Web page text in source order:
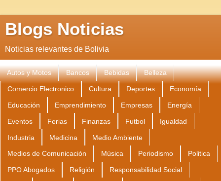
Blogs Noticias
Noticias relevantes de Bolivia
Autos y Motos Bancos Bebidas Belleza
Comercio Electronico Cultura Deportes Economía
Educación Emprendimiento Empresas Energía
Eventos Ferias Finanzas Futbol Igualdad
Industria Medicina Medio Ambiente
Medios de Comunicación Música Periodismo Politica
PPO Abogados Religión Responsabilidad Social